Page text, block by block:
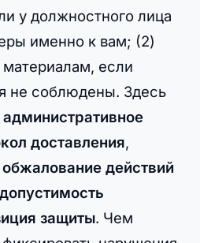
у должностного лица
именно к вам; (2)
если
не соблюдены. Здесь
административное
доставления,
обжалование действий
допустимость
защиты. Чем